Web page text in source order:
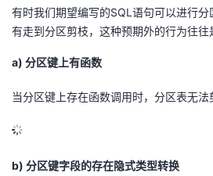
有时我们期望编写的SQL语句可以进行
有走到分区剪枝，这种预期外的行为往
a) 分区键上有函数
当分区键上存在函数调用时，分区表无法
b) 分区键字段的存在隐式类型转换